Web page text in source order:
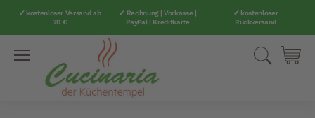
✔ kostenloser Versand ab
70 €
✔ Rechnung | Vorkasse |
PayPal | Kreditkarte
✔ kostenloser
Rückversand
Suche